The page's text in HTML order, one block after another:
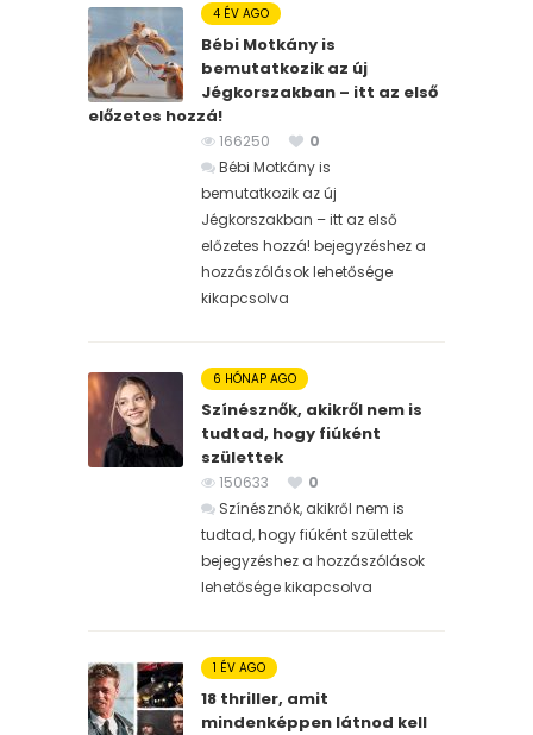
4 ÉV AGO
Bébi Motkány is
bemutatkozik az új
Jégkorszakban – itt az első
előzetes hozzá!
166250
0
Bébi Motkány is
bemutatkozik az új
Jégkorszakban – itt az első
előzetes hozzá! bejegyzéshez a
hozzászólások lehetősége
kikapcsolva
6 HÓNAP AGO
Színésznők, akikről nem is
tudtad, hogy fiúként
születtek
150633
0
Színésznők, akikről nem is
tudtad, hogy fiúként születtek
bejegyzéshez a hozzászólások
lehetősége kikapcsolva
1 ÉV AGO
18 thriller, amit
mindenképpen látnod kell